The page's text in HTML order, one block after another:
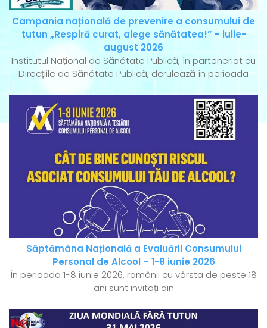
Campania națională de prevenire a consumului de
tutun „Respiră curat, alege sănătatea!” – iulie-
august 2026
Institutul Național de Sănătate Publică, în parteneriat cu
Direcțiile de Sănătate Publică, derulează în perioada
Săptămâna Națională a Evaluării Consumului
Personal de Alcool – 1-8 iunie 2026
În perioada 1-8 iunie 2026, românii cu vârsta de peste 18
ani sunt invitați din